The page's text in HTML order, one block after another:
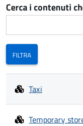
Cerca i contenuti
Taxi
Temporary